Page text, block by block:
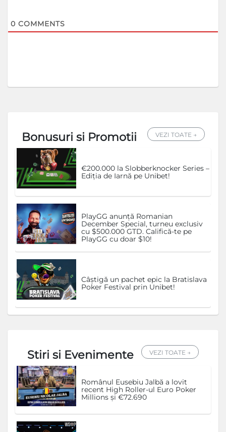
0 COMMENTS
Bonusuri si Promotii VEZI TOATE →
€200.000 la Slobberknocker Series –
Ediția de Iarnă pe Unibet!
PlayGG anunță Romanian
December Special, turneu exclusiv
cu $500.000 GTD. Califică-te pe
PlayGG cu doar $10!
Câștigă un pachet epic la Bratislava
Poker Festival prin Unibet!
Stiri si Evenimente VEZI TOATE →
Românul Eusebiu Jalbă a lovit
recent High Roller-ul Euro Poker
Millions și €72.690